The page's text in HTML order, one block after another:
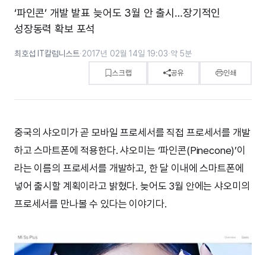
‘파인콘’ 개발 발표 늦어도 3월 안 출시…장기적인
성장동력 확보 포석
최호섭 IT칼럼니스트·2017년 02월 14일 19:03·약 5분
스크랩 공유 인쇄
중국의 샤오미가 곧 모바일 프로세서를 직접 프로세서를 개발
하고 스마트폰에 적용한다. 샤오미는 ‘파인콘(Pinecone)’이
라는 이름의 프로세서를 개발하고, 한 달 이내에 스마트폰에
넣어 출시할 계획이라고 밝혔다. 늦어도 3월 안에는 샤오미의
프로세서를 만나볼 수 있다는 이야기다.